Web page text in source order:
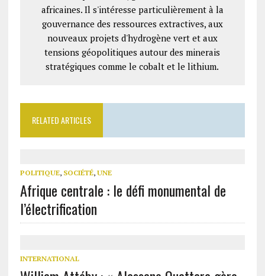
africaines. Il s'intéresse particulièrement à la
gouvernance des ressources extractives, aux
nouveaux projets d'hydrogène vert et aux
tensions géopolitiques autour des minerais
stratégiques comme le cobalt et le lithium.
RELATED ARTICLES
POLITIQUE, SOCIÉTÉ, UNE
Afrique centrale : le défi monumental de
l’électrification
INTERNATIONAL